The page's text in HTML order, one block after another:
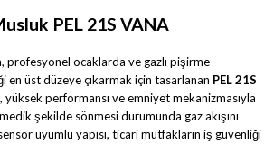
PEL 21S VANA
profesyonel ocaklarda ve gazlı pişirme
en üst düzeye çıkarmak için tasarlanan PEL 21S
, yüksek performansı ve emniyet mekanizmasıyla
şekilde sönmesi durumunda gaz akışını
uyumlu yapısı, ticari mutfakların iş güvenliği